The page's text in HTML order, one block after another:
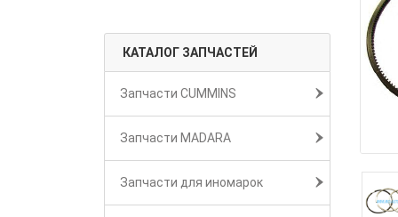
КАТАЛОГ ЗАПЧАСТЕЙ
Запчасти CUMMINS
Запчасти MADARA
Запчасти для иномарок